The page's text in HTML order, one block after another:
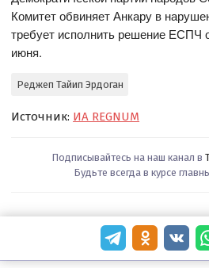
Комитет обвиняет Анкару в
требует исполнить решение ЕСПЧ
июня.
Реджеп Тайип Эрдоган
Источник: ИА REGNUM
Подписывайтесь на наш канал в
Будьте всегда в курсе